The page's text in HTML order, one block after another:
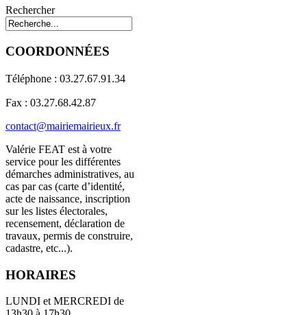
Rechercher
COORDONNÉES
Téléphone : 03.27.67.91.34
Fax : 03.27.68.42.87
contact@mairiemairieux.fr
Valérie FEAT est à votre
service pour les différentes
démarches administratives, au
cas par cas (carte d’identité,
acte de naissance, inscription
sur les listes électorales,
recensement, déclaration de
travaux, permis de construire,
cadastre, etc...).
HORAIRES
LUNDI et MERCREDI de